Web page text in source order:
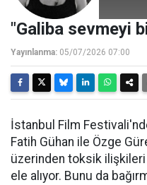
"Galiba sevmeyi
Yayınlanma: 05/07/2026 07:00
İstanbul Film
Fatih Gühan ile Özge
üzerinden toksik ilişkileri
ele alıyor. Bunu da